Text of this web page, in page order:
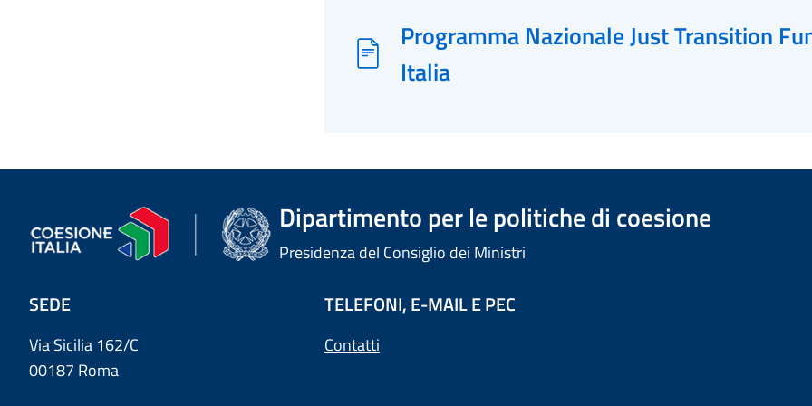
Programma Nazionale Just Transition
Italia
Dipartimento per le politiche di coesione
Presidenza del Consiglio dei Ministri
SEDE
Via Sicilia 162/C
00187 Roma
TELEFONI, E-MAIL E PEC
Contatti